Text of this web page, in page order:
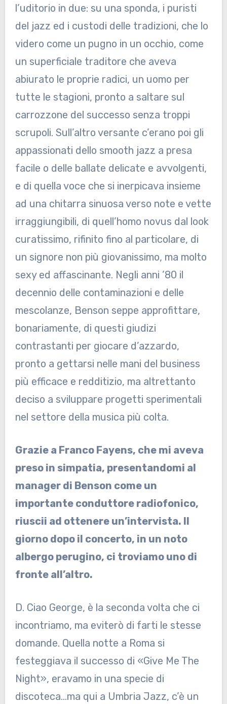
l’uditorio in due: su una sponda, i puristi
del jazz ed i custodi delle tradizioni, che lo
videro come un pugno in un occhio, come
un superficiale traditore che aveva
abiurato le proprie radici, un uomo per
tutte le stagioni, pronto a saltare sul
carrozzone del successo senza troppi
scrupoli. Sull’altro versante c’erano poi gli
appassionati dello smooth jazz a presa
facile o delle ballate delicate e avvolgenti,
e di quella voce che si inerpicava insieme
ad una chitarra sinuosa verso note e vette
irraggiungibili, di quell’homo novus dal look
curatissimo, rifinito fino al particolare, di
un signore non più giovanissimo, ma molto
sexy ed affascinante. Negli anni ’80 il
decennio delle contaminazioni e delle
mescolanze, Benson seppe approfittare,
bonariamente, di questi giudizi
contrastanti per giocare d’azzardo,
pronto a gettarsi nelle mani del business
più efficace e redditizio, ma altrettanto
deciso a sviluppare progetti sperimentali
nel settore della musica più colta.
Grazie a Franco Fayens, che mi aveva
preso in simpatia, presentandomi al
manager di Benson come un
importante conduttore radiofonico,
riuscii ad ottenere un’intervista. Il
giorno dopo il concerto, in un noto
albergo perugino, ci troviamo uno di
fronte all’altro.
D. Ciao George, è la seconda volta che ci
incontriamo, ma eviterò di farti le stesse
domande. Quella notte a Roma si
festeggiava il successo di «Give Me The
Night», eravamo in una specie di
discoteca…ma qui a Umbria Jazz, c’è un